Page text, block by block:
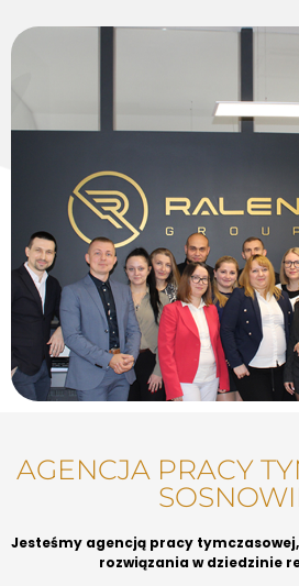
AGENCJA PRACY
Jesteśmy agencją pracy
rozwiązania w dziedzinie